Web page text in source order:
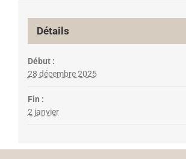
v
è
n
e
Détails
Début :
28 décembre 2025
Fin :
2 janvier